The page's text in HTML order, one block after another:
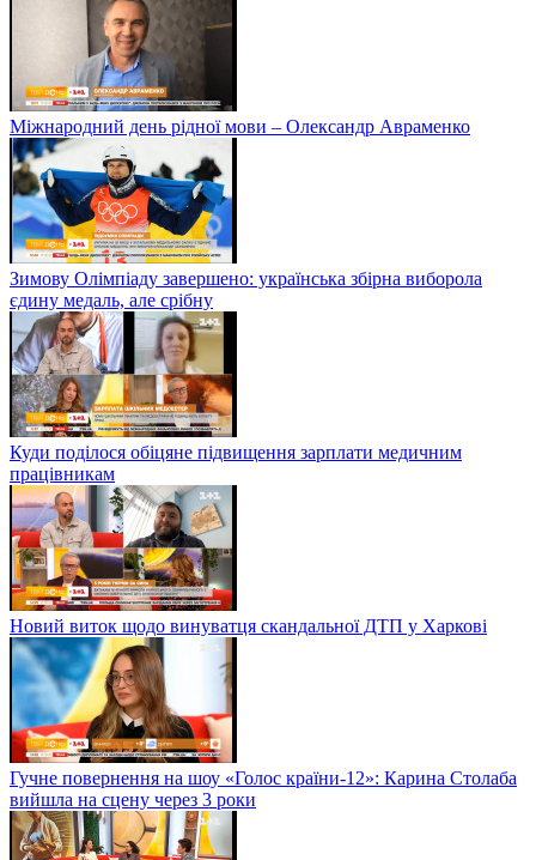
Міжнародний день рідної мови – Олександр Авраменко
Зимову Олімпіаду завершено: українська збірна виборола
єдину медаль, але срібну
Куди поділося обіцяне підвищення зарплати медичним
працівникам
Новий виток щодо винуватця скандальної ДТП у Харкові
Гучне повернення на шоу «Голос країни-12»: Карина Столаба
вийшла на сцену через 3 роки